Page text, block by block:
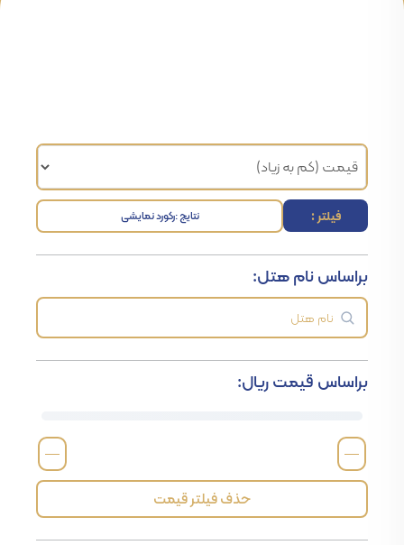
فیلتر : نتایج :رکورد نمایشی
براساس نام هتل:
براساس قیمت ریال:
—
—
حذف فیلتر قیمت